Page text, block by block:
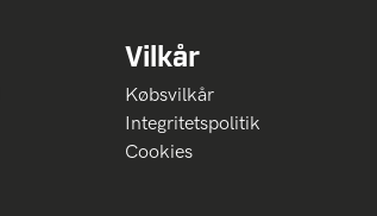
Vilkår
Købsvilkår
Integritetspolitik
Cookies